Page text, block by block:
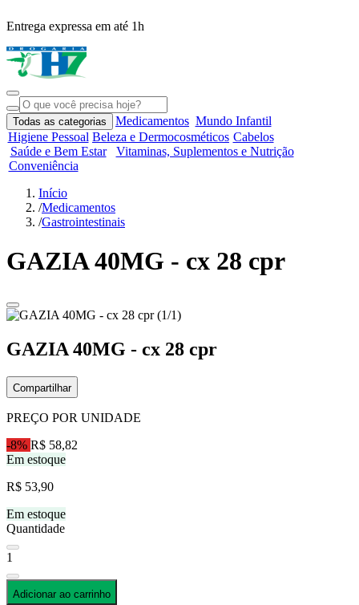
Entrega expressa em até 1h
Todas as categorias Medicamentos Mundo Infantil
Higiene Pessoal Beleza e Dermocosméticos Cabelos
Saúde e Bem Estar
Vitaminas, Suplementos e Nutrição
Conveniência
Início
/Medicamentos
/Gastrointestinais
GAZIA 40MG - cx 28 cpr
GAZIA 40MG - cx 28 cpr
Compartilhar
PREÇO POR UNIDADE
-8% R$ 58,82
Em estoque
R$ 53,90
Em estoque
Quantidade
1
Adicionar ao carrinho